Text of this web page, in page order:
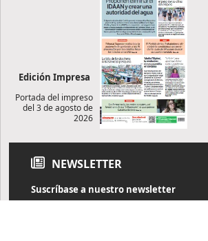
Edición Impresa
Portada del impreso
del 3 de agosto de
2026
NEWSLETTER
Suscríbase a nuestro newsletter
Reciba diariamente información de